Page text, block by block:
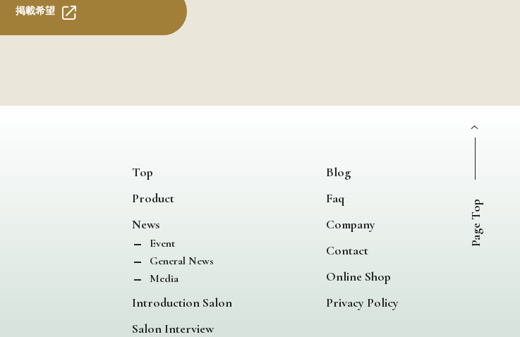
掲載希望
Page Top
Top
Product
News
Event
General News
Media
Introduction Salon
Salon Interview
Blog
Faq
Company
Contact
Online Shop
Privacy Policy